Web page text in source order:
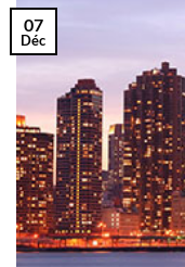
07
Déc